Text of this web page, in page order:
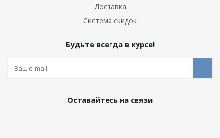
Доставка
Система скидок
Будьте всегда в курсе!
Оставайтесь на связи